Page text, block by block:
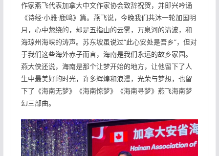
作家燕飞代表加拿大中文作家协会致辞祝贺，并即兴吟诵
《诗经·小雅·鹿鸣》篇。燕飞说，今晚我们共沐一轮加国明
月，心中萦绕的，却是五指山的云雾，万泉河的清波，和
海琼州海峡的涛声。苏东坡虽说过“此心安处是吾乡”，但对
于我们这些海外赤子而言，海南是我们永远的故乡家园。
燕大侠还说，海南是那个让梦开始的地方，让他留下了人
生中最美好的时光，许多辉煌和浪漫，光荣与梦想，也留
下了《海南无梦》《海南惊梦》《海南寻梦》燕飞海南梦
幻三部曲。